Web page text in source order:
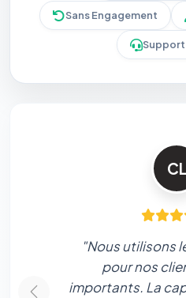
Sans Engagement
CL
"Nous utilisons
pour nos
importants. La